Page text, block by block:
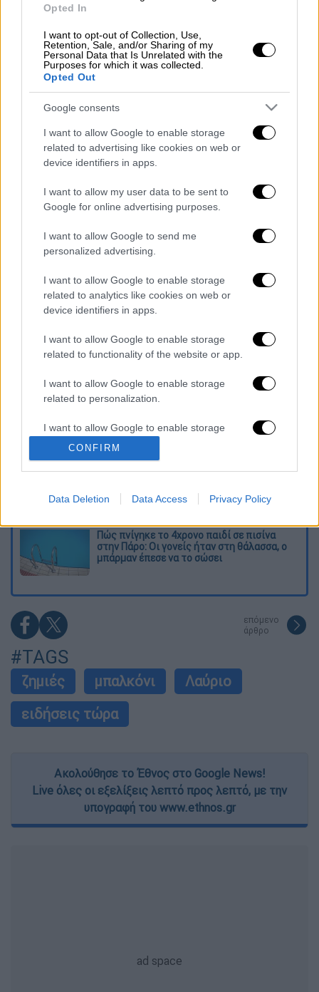
Opted In
I want to opt-out of Collection, Use,
Retention, Sale, and/or Sharing of my
Personal Data that Is Unrelated with the
Purposes for which it was collected.
Opted Out
Google consents
I want to allow Google to enable storage
related to advertising like cookies on web or
device identifiers in apps.
I want to allow my user data to be sent to
Google for online advertising purposes.
I want to allow Google to send me
personalized advertising.
I want to allow Google to enable storage
related to analytics like cookies on web or
device identifiers in apps.
I want to allow Google to enable storage
related to functionality of the website or app.
I want to allow Google to enable storage
related to personalization.
I want to allow Google to enable storage
related to security, including authentication
functionality and fraud prevention, and other
user protection.
CONFIRM
Data Deletion Data Access Privacy Policy
Στο σημείο έσπευσε ηΠυροσβεστική
προληπτικούς ελέγχους και την ασφάλιση
του χώρου.
Μέχρι στιγμής, δεν υπάρχουν αναφορές για
Συνελήφθησαν δύο μέλη μαφίας στο
ξυλοδαρμοί και τα προσωνύμια «πίτμπουλ»
και «μπουλντόγκ»
Βίντεο-σοκ από το μακελειό σε σχολείο
στην Ταϊλάνδη: Η στιγμή που ο 14χρονος
ανοίγει πυρ - Στους 9 ανέβηκαν οι νεκροί
φίμωση και δολοφονία χαρακτήρων»
Πώς πνίγηκε το 4χρονο παιδί σε πισίνα
στην Πάρο: Οι γονείς ήταν στη θάλασσα, ο
μπάρμαν έπεσε να το σώσει
επόμενο
άρθρο
#TAGS
ζημιές μπαλκόνι
Λαύριο
ειδήσεις τώρα
Ακολούθησε το Έθνος στο Google News!
Live όλες οι εξελίξεις λεπτό προς λεπτό, με την
υπογραφή του www.ethnos.gr